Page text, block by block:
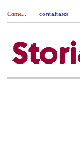
Come... contattarci